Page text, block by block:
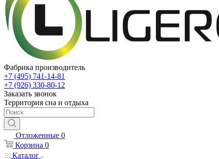
Фабрика производитель
+7 (495) 741-14-81
+7 (926) 330-80-12
Заказать звонок
Территория сна и отдыха
Отложенные 0
Корзина 0
Каталог